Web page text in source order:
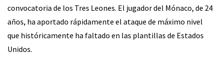
convocatoria de los Tres Leones. El jugador del Mónaco, de 24
años, ha aportado rápidamente el ataque de máximo nivel
que históricamente ha faltado en las plantillas de Estados
Unidos.